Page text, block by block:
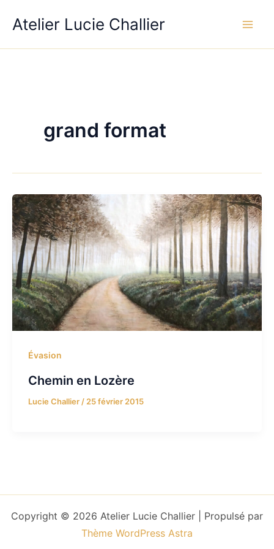
Atelier Lucie Challier
grand format
Évasion
Chemin en Lozère
Lucie Challier / 25 février 2015
Copyright © 2026 Atelier Lucie Challier | Propulsé par
Thème WordPress Astra